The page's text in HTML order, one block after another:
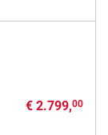
€ 2.799,00